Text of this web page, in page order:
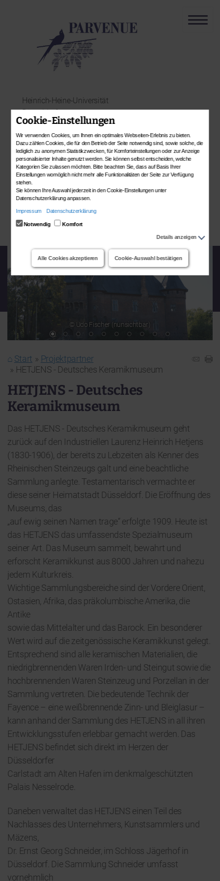
Cookie-Einstellungen
Wir verwenden Cookies, um Ihnen ein optimales Webseiten-Erlebnis zu bieten.
Dazu zählen Cookies, die für den Betrieb der Seite notwendig sind, sowie solche, die
lediglich zu anonymen Statistikzwecken, für Komforteinstellungen oder zur Anzeige
personalisierter Inhalte genutzt werden. Sie können selbst entscheiden, welche
Kategorien Sie zulassen möchten. Bitte beachten Sie, dass auf Basis Ihrer
Einstellungen womöglich nicht mehr alle Funktionalitäten der Seite zur Verfügung
stehen.
Sie können Ihre Auswahl jederzeit in den Cookie-Einstellungen unter
Datenschutzerklärung anpassen.
Impressum Datenschutzerklärung
Notwendig Komfort
Details anzeigen
Alle Cookies akzeptieren Cookie-Auswahl bestätigen
Heinrich-Heine-Universität
Düsseldorf
Institut für Kunstgeschichte
BMBF-Projekt PARVENUE
Ein Verbundprojekt in der Förderlinie „Die
Sprache der Objekte – Materielle Kultur im
Kontext gesellschaftlicher Entwicklungen“
© Udo Fischer (nunsichtbar)
Start
Projektpartner
HETJENS - Deutsches Keramikmuseum
HETJENS - Deutsches
Keramikmuseum
Das HETJENS - Deutsches Keramikmuseum geht
zurück auf den Industriellen Laurenz Heinrich Hetjens
(1830-1906), der bereits zu Lebzeiten als Kenner des
Rheinischen Steinzeugs galt und eine beachtliche
Sammlung anlegte. Testamentarisch vermachte er
diese seiner Heimatstadt Düsseldorf. Die Eröffnung des
Museums, das
„auf ewig seinen Namen trage“ erfolgte 1909. Heute ist
das HETJENS das umfassendste Spezialmuseum
seiner Art. Das Museum sammelt, bewahrt und
erforscht Keramikkunst aus 8000 Jahren und nahezu
jedem Kulturkreis.
Wichtige Sammlungsbereiche sind der Vordere Orient,
Ostasien, Afrika, das präkolumbische Amerika, die
Antike
sowie das Mittelalter und das Barock. Ein besonderer
Wert wird auf die zeitgenössische Keramikkunst gelegt.
Entsprechend sind alle keramischen Materialien, die
niedrigbrennenden Waren Irden- und Steingut sowie die
hochbrennenden Waren Steinzeug und Porzellan in der
Sammlung vertreten. Die bedeutende Technik der
Fayence – eine weißbrennende Zinn- und Bleiglasur –
kann anhand der Sammlung des HETJENS in all ihren
Entwicklungsstufen erlebbar gemacht werden. Das
HETJENS befindet sich direkt im Herzen der
Düsseldorfer
Carlstadt am Alten Hafen im denkmalgeschützten
Palais Nesselrode.
Daneben verwaltet das HETJENS einen Teil des
Nachlasses des Unternehmers, Kunstsammlers und
Mäzens,
Dr. Ernst Georg Schneider, im Schloss Jägerhof in
Düsseldorf. Die Sammlung Schneider umfasst
vornehmlich